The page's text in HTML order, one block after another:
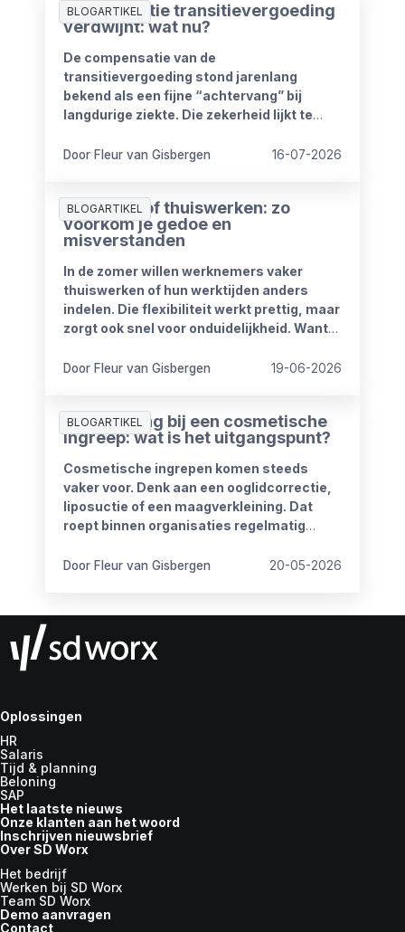
BLOGARTIKEL
Compensatie transitievergoeding
verdwijnt: wat nu?
De compensatie van de
transitievergoeding stond jarenlang
bekend als een fijne “achtervang” bij
langdurige ziekte. Die zekerheid lijkt te
kabinet heeft plannen om de
Door Fleur van Gisbergen 16-07-2026
BLOGARTIKEL
Zomerproof thuiswerken: zo
voorkom je gedoe en
misverstanden
In de zomer willen werknemers vaker
thuiswerken of hun werktijden anders
indelen. Die flexibiliteit werkt prettig, maar
zorgt ook snel voor onduidelijkheid. Want
iemand bereikbaar? En hoe blijft het werk
Door Fleur van Gisbergen 19-06-2026
BLOGARTIKEL
Ziekmelding bij een cosmetische
ingreep: wat is het uitgangspunt?
Cosmetische ingrepen komen steeds
vaker voor. Denk aan een ooglidcorrectie,
liposuctie of een maagverkleining. Dat
roept binnen organisaties regelmatig
Door Fleur van Gisbergen 20-05-2026
Oplossingen
HR
Salaris
Tijd & planning
Beloning
SAP
Het laatste nieuws
Onze klanten aan het woord
Inschrijven nieuwsbrief
Over SD Worx
Het bedrijf
Werken bij SD Worx
Team SD Worx
Demo aanvragen
Contact